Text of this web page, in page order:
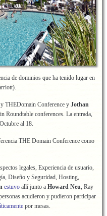
de dominios que ha tenido lugar en
THEDomain Conference y Jothan
Roundtable conferences. La entrada,
al 18.
THE Domain Conference como
legales, Experiencia de usuario,
Diseño y Seguridad, Hosting,
estuvo allí junto a Howard Neu, Ray
acudieron y pudieron participar
por mesas.